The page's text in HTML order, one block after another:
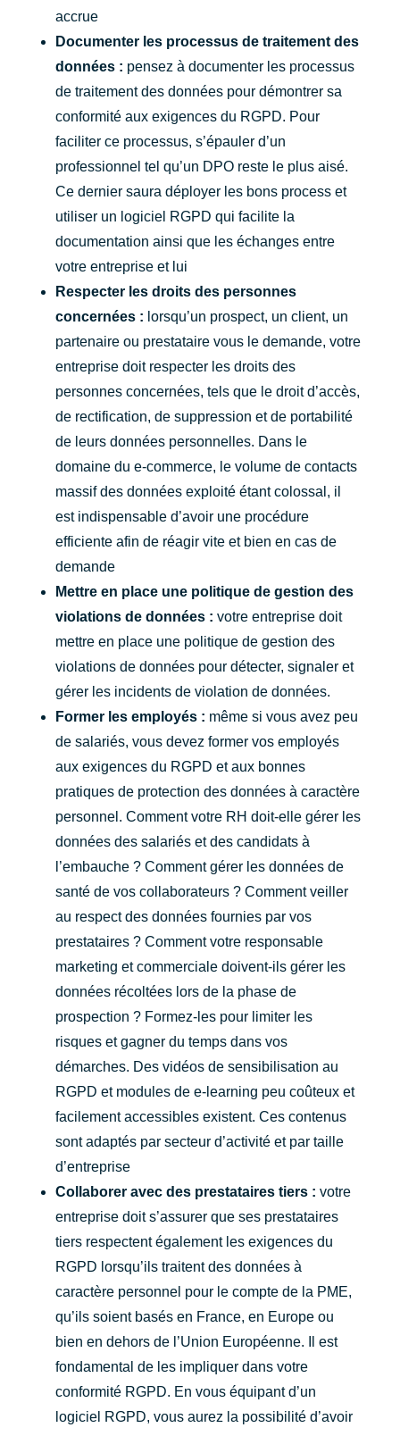
accrue
Documenter les processus de traitement des
données : pensez à documenter les processus
de traitement des données pour démontrer sa
conformité aux exigences du RGPD. Pour
faciliter ce processus, s’épauler d’un
professionnel tel qu’un DPO reste le plus aisé.
Ce dernier saura déployer les bons process et
utiliser un logiciel RGPD qui facilite la
documentation ainsi que les échanges entre
votre entreprise et lui
Respecter les droits des personnes
concernées : lorsqu’un prospect, un client, un
partenaire ou prestataire vous le demande, votre
entreprise doit respecter les droits des
personnes concernées, tels que le droit d’accès,
de rectification, de suppression et de portabilité
de leurs données personnelles. Dans le
domaine du e-commerce, le volume de contacts
massif des données exploité étant colossal, il
est indispensable d’avoir une procédure
efficiente afin de réagir vite et bien en cas de
demande
Mettre en place une politique de gestion des
violations de données : votre entreprise doit
mettre en place une politique de gestion des
violations de données pour détecter, signaler et
gérer les incidents de violation de données.
Former les employés : même si vous avez peu
de salariés, vous devez former vos employés
aux exigences du RGPD et aux bonnes
pratiques de protection des données à caractère
personnel. Comment votre RH doit-elle gérer les
données des salariés et des candidats à
l’embauche ? Comment gérer les données de
santé de vos collaborateurs ? Comment veiller
au respect des données fournies par vos
prestataires ? Comment votre responsable
marketing et commerciale doivent-ils gérer les
données récoltées lors de la phase de
prospection ? Formez-les pour limiter les
risques et gagner du temps dans vos
démarches. Des vidéos de sensibilisation au
RGPD et modules de e-learning peu coûteux et
facilement accessibles existent. Ces contenus
sont adaptés par secteur d’activité et par taille
d’entreprise
Collaborer avec des prestataires tiers : votre
entreprise doit s’assurer que ses prestataires
tiers respectent également les exigences du
RGPD lorsqu’ils traitent des données à
caractère personnel pour le compte de la PME,
qu’ils soient basés en France, en Europe ou
bien en dehors de l’Union Européenne. Il est
fondamental de les impliquer dans votre
conformité RGPD. En vous équipant d’un
logiciel RGPD, vous aurez la possibilité d’avoir